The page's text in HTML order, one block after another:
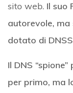
sito web. Il suo
autorevole, ma
dotato di
Il DNS
per primo, ma